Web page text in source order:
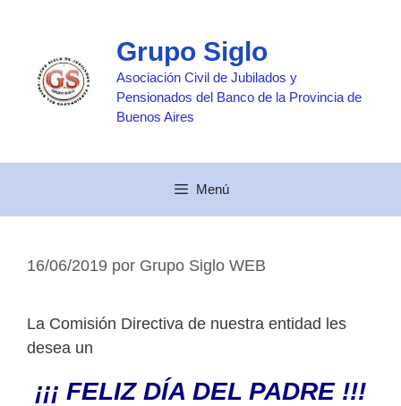
contenido
Grupo Siglo
Asociación Civil de Jubilados y
Pensionados del Banco de la Provincia de
Buenos Aires
Menú
16/06/2019 por Grupo Siglo WEB
La Comisión Directiva de nuestra entidad les
desea un
¡¡¡ FELIZ DÍA DEL PADRE !!!